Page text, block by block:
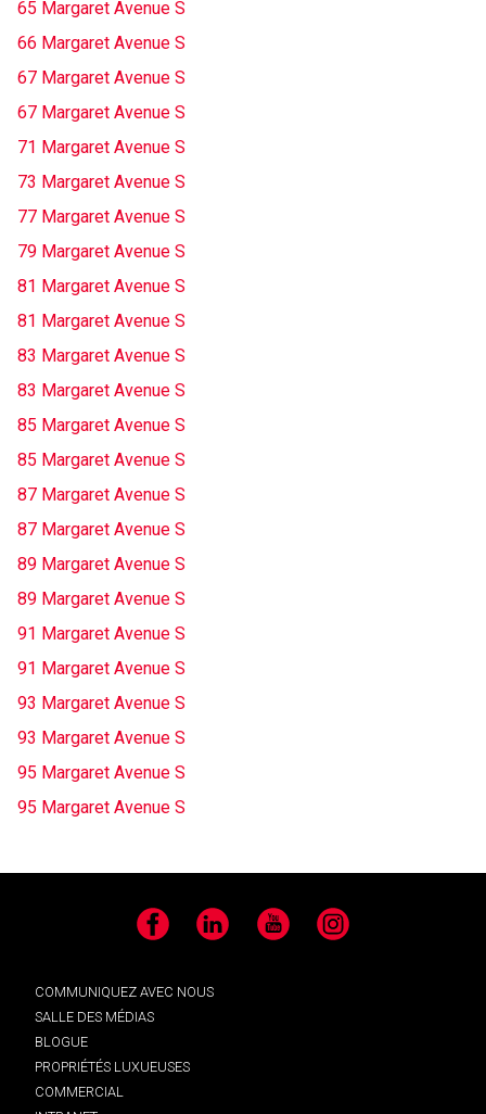
65 Margaret Avenue S
66 Margaret Avenue S
67 Margaret Avenue S
67 Margaret Avenue S
71 Margaret Avenue S
73 Margaret Avenue S
77 Margaret Avenue S
79 Margaret Avenue S
81 Margaret Avenue S
81 Margaret Avenue S
83 Margaret Avenue S
83 Margaret Avenue S
85 Margaret Avenue S
85 Margaret Avenue S
87 Margaret Avenue S
87 Margaret Avenue S
89 Margaret Avenue S
89 Margaret Avenue S
91 Margaret Avenue S
91 Margaret Avenue S
93 Margaret Avenue S
93 Margaret Avenue S
95 Margaret Avenue S
95 Margaret Avenue S
Facebook LinkedIn YouTube Instagram
COMMUNIQUEZ AVEC NOUS
SALLE DES MÉDIAS
BLOGUE
PROPRIÉTÉS LUXUEUSES
COMMERCIAL